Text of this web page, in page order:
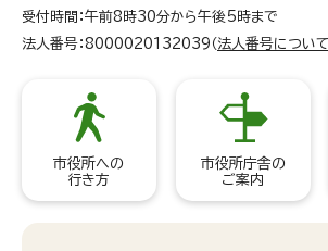
受付時間：午前8時30分から午後5時まで
法人番号：8000020132039（ 法人番号について
市役所への
行き方
市役所庁舎の
ご案内